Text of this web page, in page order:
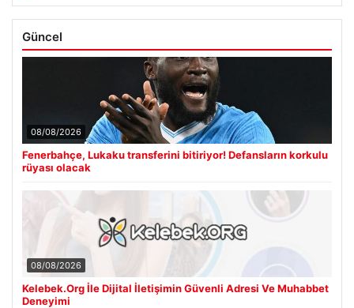
Güncel
08/08/2026
Fenerbahçe, Lukaku transferini bitiriyor! Defansların korkulu
rüyası olacak
08/08/2026
Kelebek.Org İle Dijital İletişimin Güvenli Adresi Ve Muhabbet
Deneyimi